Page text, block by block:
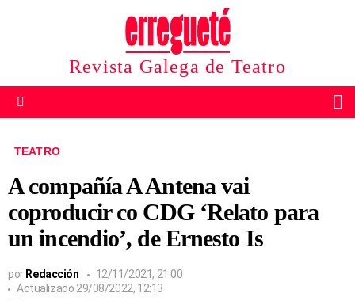
Revista Galega de Teatro
TEATRO
A compañía A Antena vai
coproducir co CDG ‘Relato para
un incendio’, de Ernesto Is
por Redacción
12/11/2021, 21:00
Actualizado 29/08/2022, 12:13